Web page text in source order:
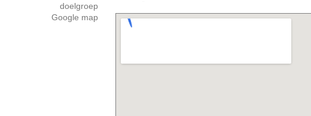
doelgroep
Google map